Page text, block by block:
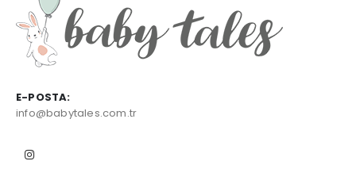
E-POSTA:
info@babytales.com.tr